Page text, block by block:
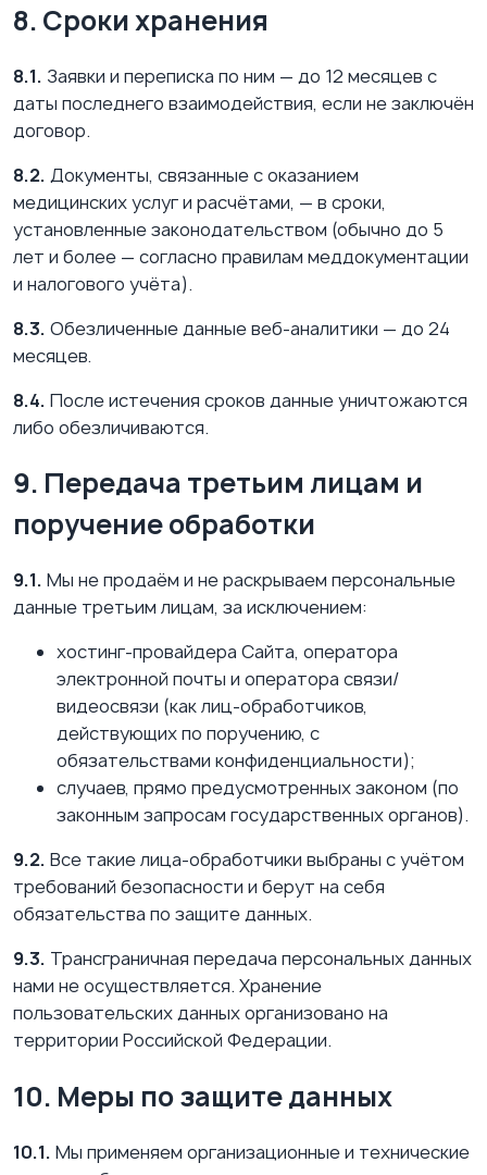
8. Сроки хранения
8.1. Заявки и переписка по ним — до 12 месяцев с
даты последнего взаимодействия, если не заключён
договор.
8.2. Документы, связанные с оказанием
медицинских услуг и расчётами, — в сроки,
установленные законодательством (обычно до 5
лет и более — согласно правилам меддокументации
и налогового учёта).
8.3. Обезличенные данные веб-аналитики — до 24
месяцев.
8.4. После истечения сроков данные уничтожаются
либо обезличиваются.
9. Передача третьим лицам и
поручение обработки
9.1. Мы не продаём и не раскрываем персональные
данные третьим лицам, за исключением:
хостинг-провайдера Сайта, оператора
электронной почты и оператора связи/
видеосвязи (как лиц-обработчиков,
действующих по поручению, с
обязательствами конфиденциальности);
случаев, прямо предусмотренных законом (по
законным запросам государственных органов).
9.2. Все такие лица-обработчики выбраны с учётом
требований безопасности и берут на себя
обязательства по защите данных.
9.3. Трансграничная передача персональных данных
нами не осуществляется. Хранение
пользовательских данных организовано на
территории Российской Федерации.
10. Меры по защите данных
10.1. Мы применяем организационные и технические